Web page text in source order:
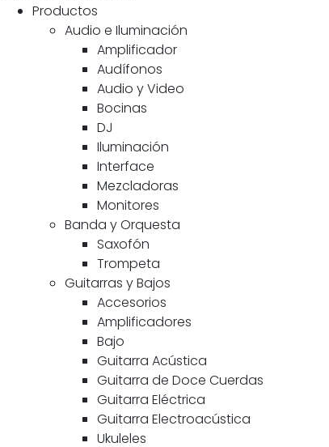
Productos
Audio e Iluminación
Amplificador
Audífonos
Audio y Video
Bocinas
DJ
Iluminación
Interface
Mezcladoras
Monitores
Banda y Orquesta
Saxofón
Trompeta
Guitarras y Bajos
Accesorios
Amplificadores
Bajo
Guitarra Acústica
Guitarra de Doce Cuerdas
Guitarra Eléctrica
Guitarra Electroacústica
Ukuleles